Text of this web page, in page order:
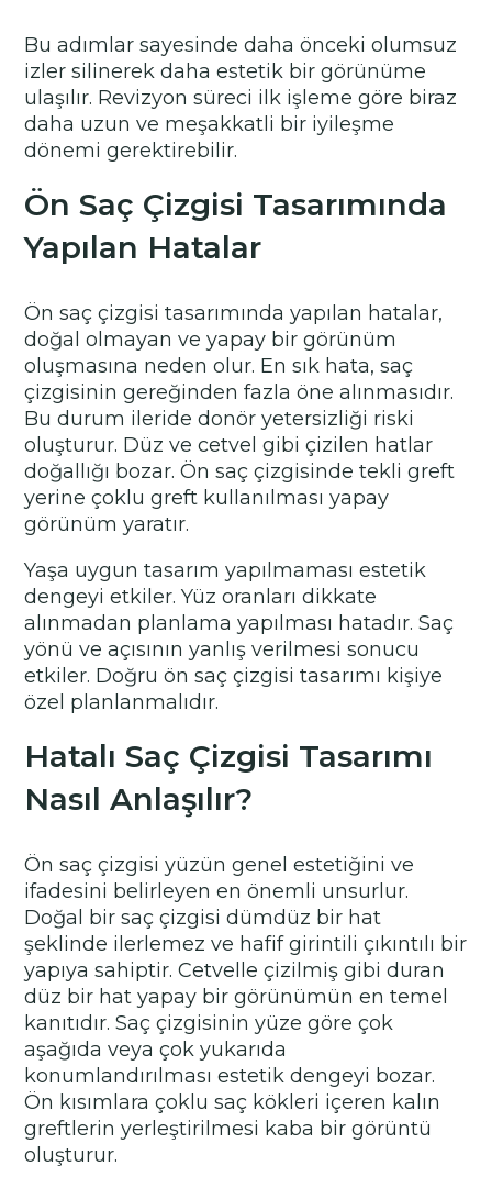
Bu adımlar sayesinde daha önceki olumsuz
izler silinerek daha estetik bir görünüme
ulaşılır. Revizyon süreci ilk işleme göre biraz
daha uzun ve meşakkatli bir iyileşme
dönemi gerektirebilir.
Ön Saç Çizgisi Tasarımında
Yapılan Hatalar
Ön saç çizgisi tasarımında yapılan hatalar,
doğal olmayan ve yapay bir görünüm
oluşmasına neden olur. En sık hata, saç
çizgisinin gereğinden fazla öne alınmasıdır.
Bu durum ileride donör yetersizliği riski
oluşturur. Düz ve cetvel gibi çizilen hatlar
doğallığı bozar. Ön saç çizgisinde tekli greft
yerine çoklu greft kullanılması yapay
görünüm yaratır.
Yaşa uygun tasarım yapılmaması estetik
dengeyi etkiler. Yüz oranları dikkate
alınmadan planlama yapılması hatadır. Saç
yönü ve açısının yanlış verilmesi sonucu
etkiler. Doğru ön saç çizgisi tasarımı kişiye
özel planlanmalıdır.
Hatalı Saç Çizgisi Tasarımı
Nasıl Anlaşılır?
Ön saç çizgisi yüzün genel estetiğini ve
ifadesini belirleyen en önemli unsurlur.
Doğal bir saç çizgisi dümdüz bir hat
şeklinde ilerlemez ve hafif girintili çıkıntılı bir
yapıya sahiptir. Cetvelle çizilmiş gibi duran
düz bir hat yapay bir görünümün en temel
kanıtıdır. Saç çizgisinin yüze göre çok
aşağıda veya çok yukarıda
konumlandırılması estetik dengeyi bozar.
Ön kısımlara çoklu saç kökleri içeren kalın
greftlerin yerleştirilmesi kaba bir görüntü
oluşturur.